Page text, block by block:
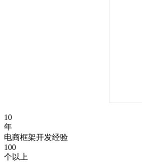
10
年
电商框架开发经验
100
个以上